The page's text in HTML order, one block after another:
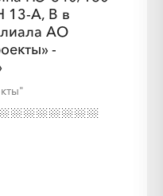
13-А, В в
АО
-